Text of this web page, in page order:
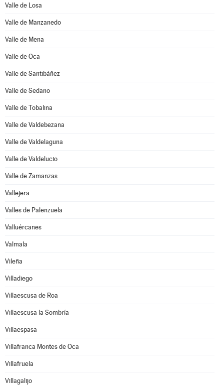
Valle de Losa
Valle de Manzanedo
Valle de Mena
Valle de Oca
Valle de Santibáñez
Valle de Sedano
Valle de Tobalina
Valle de Valdebezana
Valle de Valdelaguna
Valle de Valdelucio
Valle de Zamanzas
Vallejera
Valles de Palenzuela
Valluércanes
Valmala
Vileña
Villadiego
Villaescusa de Roa
Villaescusa la Sombría
Villaespasa
Villafranca Montes de Oca
Villafruela
Villagalijo